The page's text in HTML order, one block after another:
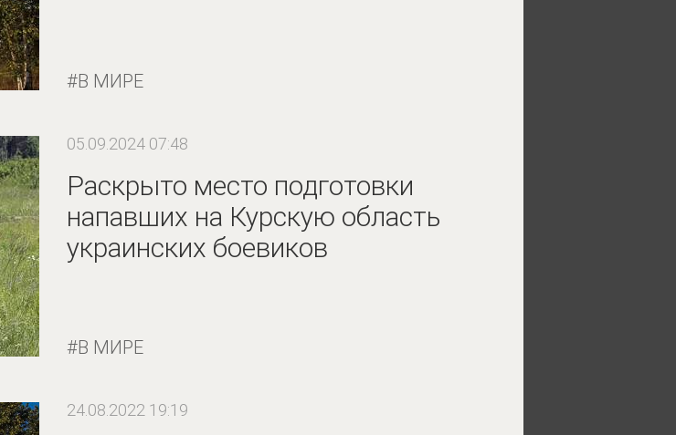
В МИРЕ
05.09.2024 07:48
Раскрыто место подготовки
напавших на Курскую область
украинских боевиков
В МИРЕ
24.08.2022 19:19